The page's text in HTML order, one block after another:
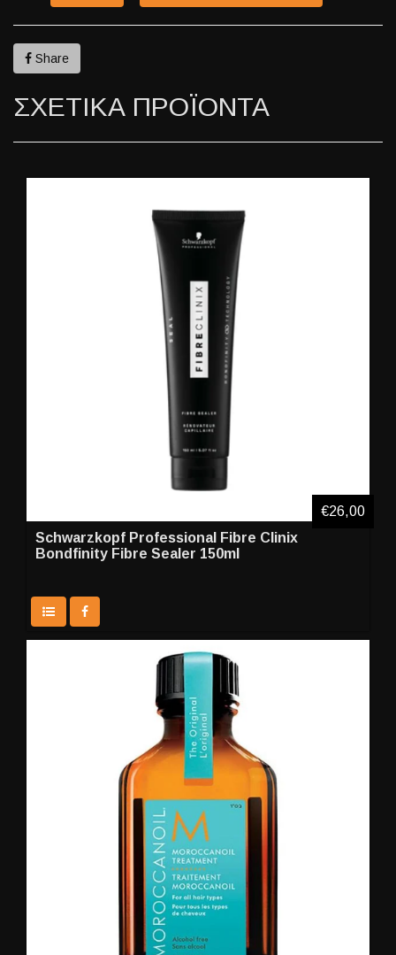
Share
ΣΧΕΤΙΚΑ ΠΡΟΪΟΝΤΑ
Schwarzkopf Professional Fibre Clinix
Bondfinity Fibre Sealer 150ml
€26,00